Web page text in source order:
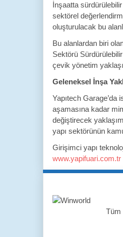
İnşaatta sürdürülebilir
sektörel
oluşturulacak bu
Bu alanlardan biri
Sektörü
çevik yönetim
Geleneksel İnşa
Yapıtech Garage’da
aşamasına kadar
değiştirecek
yapı sektörünün
Girişimci yapı
www.yapifuari.com.tr
Tüm